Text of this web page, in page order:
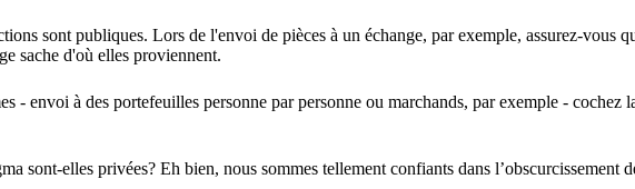
sont publiques. Lors de l'envoi de pièces à un échange, par exemple, assurez-vous
sache d'où elles proviennent.
- envoi à des portefeuilles personne par personne ou marchands, par exemple - cochez
sont-elles privées? Eh bien, nous sommes tellement confiants dans l’obscurcissement